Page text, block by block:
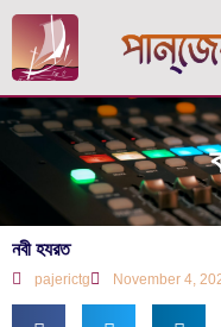
নবী হযরত
pajerictg November 4,